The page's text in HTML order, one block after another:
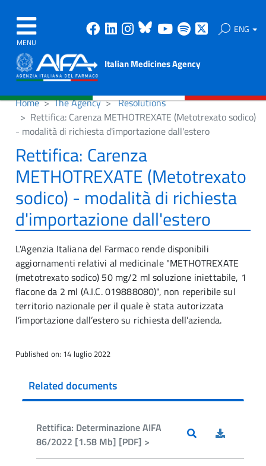
MENU
Facebook
Linkedin
Instagram
Bluesky
Youtube
Spotify ENG
Italian Medicines Agency
Home The Agency
Resolutions
Rettifica: Carenza METHOTREXATE (Metotrexato sodico)
- modalità di richiesta d'importazione dall'estero
Rettifica: Carenza
METHOTREXATE (Metotrexato
sodico) - modalità di richiesta
d'importazione dall'estero
L'Agenzia Italiana del Farmaco rende disponibili
aggiornamenti relativi al medicinale "METHOTREXATE
(metotrexato sodico) 50 mg/2 ml soluzione iniettabile, 1
flacone da 2 ml (A.I.C. 019888080)", non reperibile sul
territorio nazionale per il quale è stata autorizzata
l’importazione dall’estero su richiesta dell’azienda.
Published on: 14 luglio 2022
Related documents
Rettifica: Determinazione AIFA
86/2022 [1.58 Mb] [PDF] >